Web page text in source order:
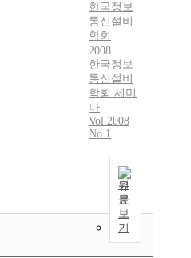
한국정보
통신설비
학회
2008
한국정보
통신설비
학회 세미
나
Vol.2008
No.1
원
문
보
기